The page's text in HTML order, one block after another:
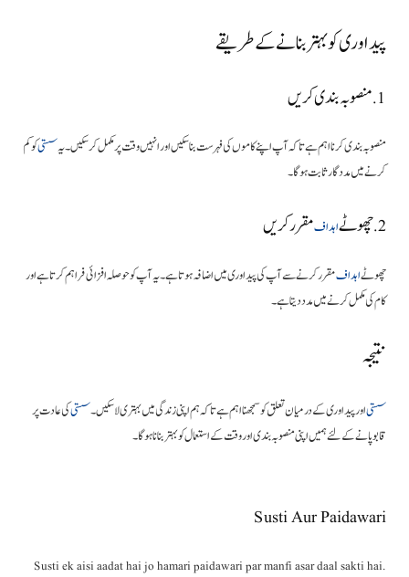
پیداوری کو بہتر بنانے کے طریقے
1. منصوبہ بندی کریں
منصوبہ بندی کرنا اہم ہے تاکہ آپ اپنے کاموں کی فہرست بنا سکیں اور انہیں وقت پر مکمل کر سکیں۔ یہسستیکو کم
کرنے میں مددگار ثابت ہوگا۔
2. چھوٹے اہدافمقرر کریں
چھوٹےاہدافمقرر کرنے سے آپ کی پیداوری میں اضافہ ہوتا ہے۔ یہ آپ کو حوصلہ افزائی فراہم کرتا ہے اور
کام کی مکمل کرنے میں مدد دیتا ہے۔
نتیجہ
سستیاور پیداوری کے درمیان تعلق کو سمجھنا اہم ہے تاکہ ہم اپنی زندگی میں بہتری لا سکیں۔سستیکی عادت پر
قابو پانے کے لئے ہمیں اپنی منصوبہ بندی اور وقت کے استعمال کو بہتر بنانا ہوگا۔
Susti Aur Paidawari
Susti ek aisi aadat hai jo hamari paidawari par manfi asar daal sakti hai.